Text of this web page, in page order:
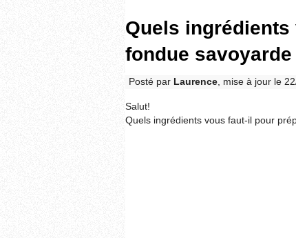
Quels
fondue savoyarde
Posté par Laurence , mise à jour le
Salut!
Quels ingrédients vous faut-il pour